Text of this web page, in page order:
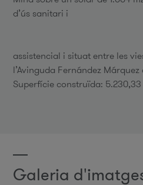
d’ús sanitari i
assistencial i situat entre les
l’Avinguda Fernández
Superfície construïda: 5.230,33
Galeria